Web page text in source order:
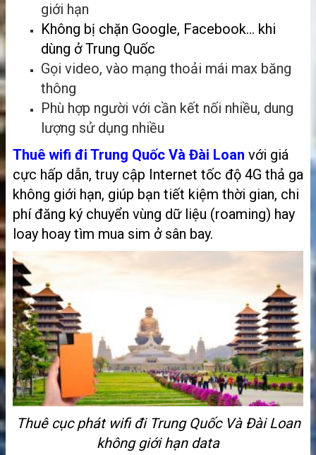
giới hạn
Không bị chặn Google, Facebook… khi
dùng ở Trung Quốc
Gọi video, vào mạng thoải mái max băng
thông
Phù hợp người với cần kết nối nhiều, dung
lượng sử dụng nhiều
Thuê wifi đi Trung Quốc Và Đài Loan với giá
cực hấp dẫn, truy cập Internet tốc độ 4G thả ga
không giới hạn, giúp bạn tiết kiệm thời gian, chi
phí đăng ký chuyển vùng dữ liệu (roaming) hay
loay hoay tìm mua sim ở sân bay.
Thuê cục phát wifi đi Trung Quốc Và Đài Loan
không giới hạn data